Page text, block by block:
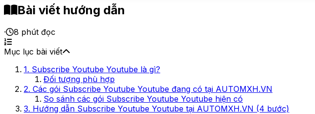
Bài viết hướng dẫn
·
phút đọc
Mục lục bài viết
1. Subscribe Youtube Youtube là gì?
Đối tượng phù hợp
2. Các gói Subscribe Youtube Youtube đang có tại AUTOMXH.VN
So sánh các gói Subscribe Youtube Youtube hiện có